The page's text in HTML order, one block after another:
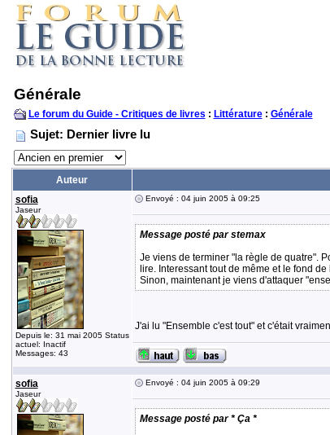
Générale
Le forum du Guide - Critiques de livres : Littérature: Générale
Sujet: Dernier livre lu
Auteur
sofia
Jaseur
Depuis le: 31 mai 2005 Status
actuel: Inactif
Messages: 43
Envoyé : 04 juin 2005 à 09:25
Message posté par stemax
Je viens de terminer "la règle de quatre".
lire. Interessant tout de même et le fond
Sinon, maintenant je viens d'attaquer
J'ai lu "Ensemble c'est tout" et c'était
sofia
Jaseur
Envoyé : 04 juin 2005 à 09:29
Message posté par * Ça *